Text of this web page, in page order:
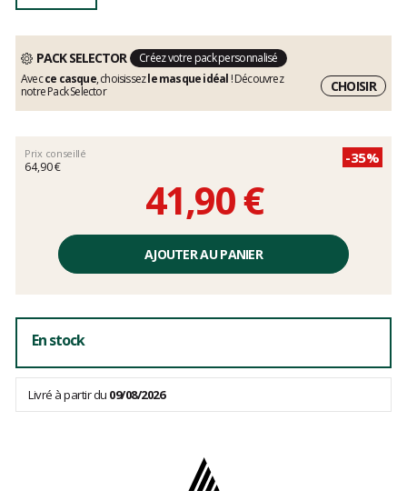
PACK SELECTOR
Créez votre pack personnalisé
Avecce casque, choisissezle masque idéal ! Découvrez
notre Pack Selector
CHOISIR
Prix conseillé
64,90 €
-35%
41,90 €
unitaire,
AJOUTER AU PANIER
En stock
Livré à partir du 09/08/2026